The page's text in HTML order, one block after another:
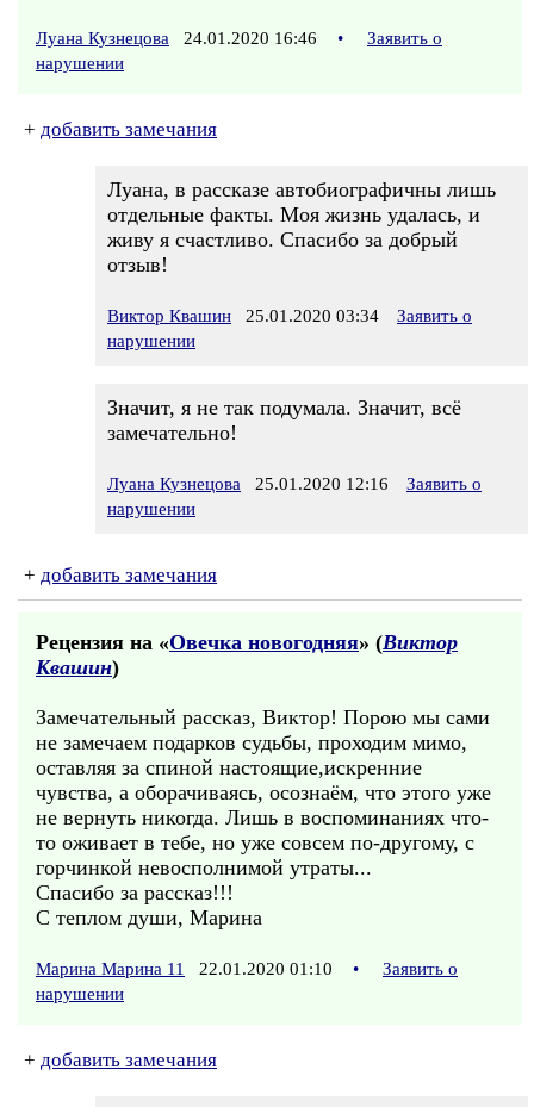
Луана Кузнецова 24.01.2020 16:46 •
Заявить о
нарушении
+ добавить замечания
Луана, в рассказе автобиографичны лишь
отдельные факты. Моя жизнь удалась, и
живу я счастливо. Спасибо за добрый
отзыв!
Виктор Квашин 25.01.2020 03:34
Заявить о
нарушении
Значит, я не так подумала. Значит, всё
замечательно!
Луана Кузнецова 25.01.2020 12:16
Заявить о
нарушении
+ добавить замечания
Рецензия на «Овечка новогодняя» (Виктор
Квашин)
Замечательный рассказ, Виктор! Порою мы сами
не замечаем подарков судьбы, проходим мимо,
оставляя за спиной настоящие,искренние
чувства, а оборачиваясь, осознаём, что этого уже
не вернуть никогда. Лишь в воспоминаниях что-
то оживает в тебе, но уже совсем по-другому, с
горчинкой невосполнимой утраты...
Спасибо за рассказ!!!
С теплом души, Марина
Марина Марина 11 22.01.2020 01:10 •
Заявить о
нарушении
+ добавить замечания